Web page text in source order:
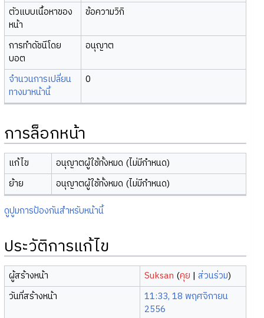
ตัวแบบเนื้อหาของ
หน้า
ข้อความวิกิ
การทำดัชนีโดย
บอต
อนุญาต
จำนวนการเปลี่ยน
ทางมาหน้านี้
0
การล็อกหน้า
แก้ไข
อนุญาตผู้ใช้ทั้งหมด (ไม่มีกำหนด)
ย้าย
อนุญาตผู้ใช้ทั้งหมด (ไม่มีกำหนด)
ดูปูมการป้องกันสำหรับหน้านี้
ประวัติการแก้ไข
ผู้สร้างหน้า Suksan (คุย |ส่วนร่วม)
วันที่สร้างหน้า
11:33, 18 พฤศจิกายน
2556